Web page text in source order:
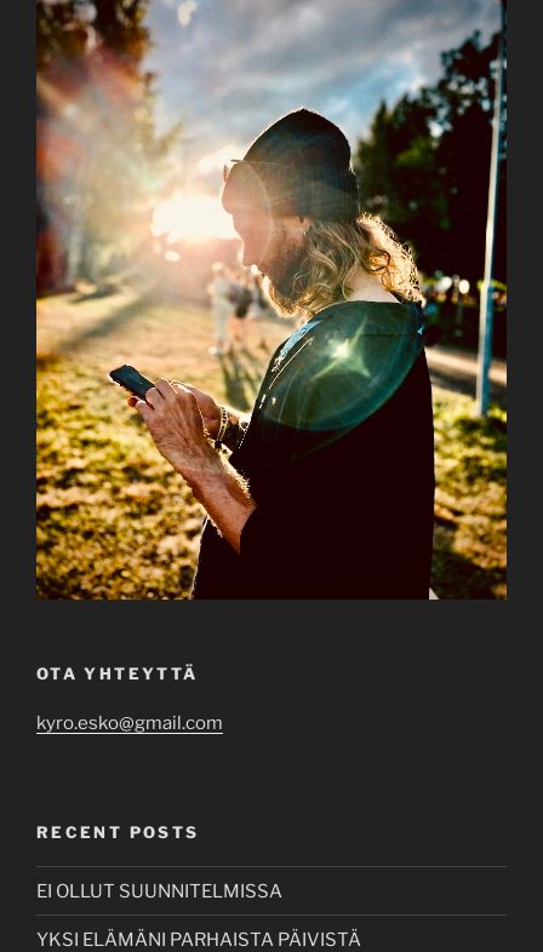
OTA YHTEYTTÄ
kyro.esko@gmail.com
RECENT POSTS
EI OLLUT SUUNNITELMISSA
YKSI ELÄMÄNI PARHAISTA PÄIVISTÄ